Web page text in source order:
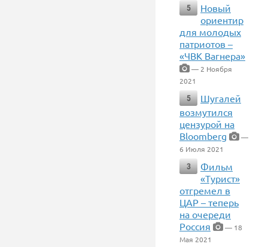
5
Новый
ориентир
для молодых
патриотов –
«ЧВК Вагнера»
— 2 Ноября
2021
5
Шугалей
возмутился
цензурой на
Bloomberg
—
6 Июля 2021
3
Фильм
«Турист»
отгремел в
ЦАР – теперь
на очереди
Россия
— 18
Мая 2021